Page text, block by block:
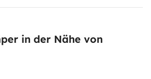
in der Nähe von